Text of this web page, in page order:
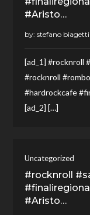
#Aristo…
by:stefano biagetti
[ad_1] #rocknroll
#rocknroll
#hardrockcafe
[ad_2] […]
Uncategorized
#rocknroll
#Aristo…